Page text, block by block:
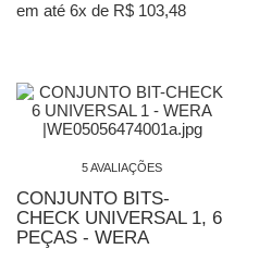
em até 6x de R$ 103,48
5 AVALIAÇÕES
CONJUNTO BITS-
CHECK UNIVERSAL 1, 6
PEÇAS - WERA